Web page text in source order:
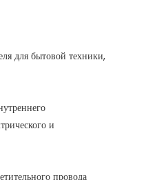
для бытовой техники,
и